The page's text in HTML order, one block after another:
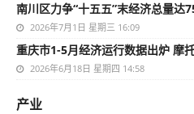
南川区力争“十五五”末经济总量达
2026年7月1日 星期三 16:09
重庆市1-5月经济运行数据出炉 摩
2026年6月18日 星期四 14:58
产业